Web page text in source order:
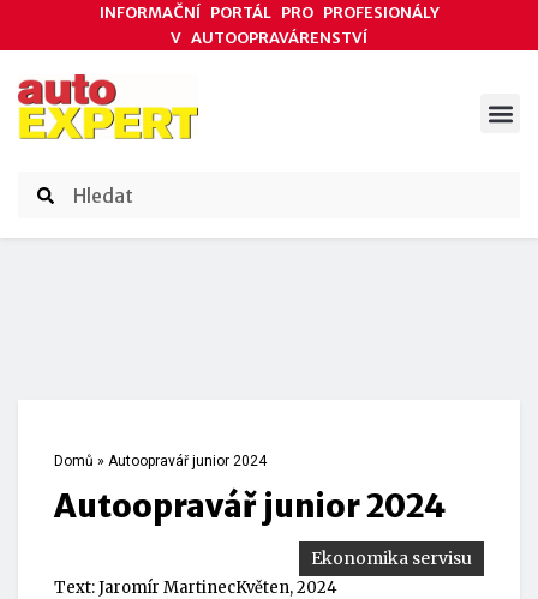
INFORMAČNÍ PORTÁL PRO PROFESIONÁLY
V AUTOOPRAVÁRENSTVÍ
Domů » Autoopravář junior 2024
Autoopravář junior 2024
Ekonomika servisu
Text:Jaromír MartinecKvěten, 2024